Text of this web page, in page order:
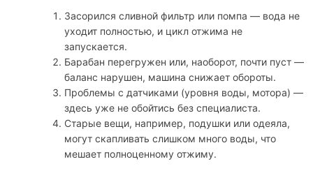
Засорился сливной фильтр или помпа — вода не
уходит полностью, и цикл отжима не
запускается.
Барабан перегружен или, наоборот, почти пуст —
баланс нарушен, машина снижает обороты.
Проблемы с датчиками (уровня воды, мотора) —
здесь уже не обойтись без специалиста.
Старые вещи, например, подушки или одеяла,
могут скапливать слишком много воды, что
мешает полноценному отжиму.